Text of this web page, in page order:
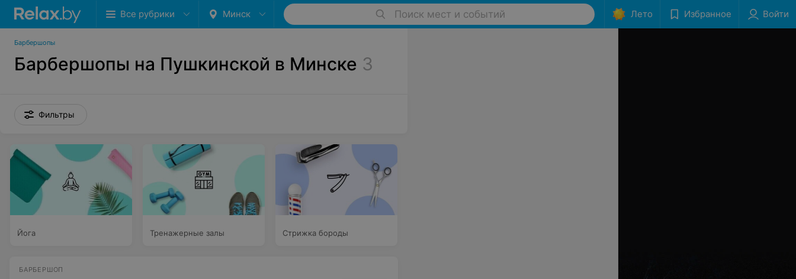
Все рубрики Минск Поиск мест и событий Лето Избранное Войти
Барбершопы
Барбершопы на Пушкинской в Минске 3
Фильтры
Йога Тренажерные залы Стрижка бороды
БАРБЕРШОП